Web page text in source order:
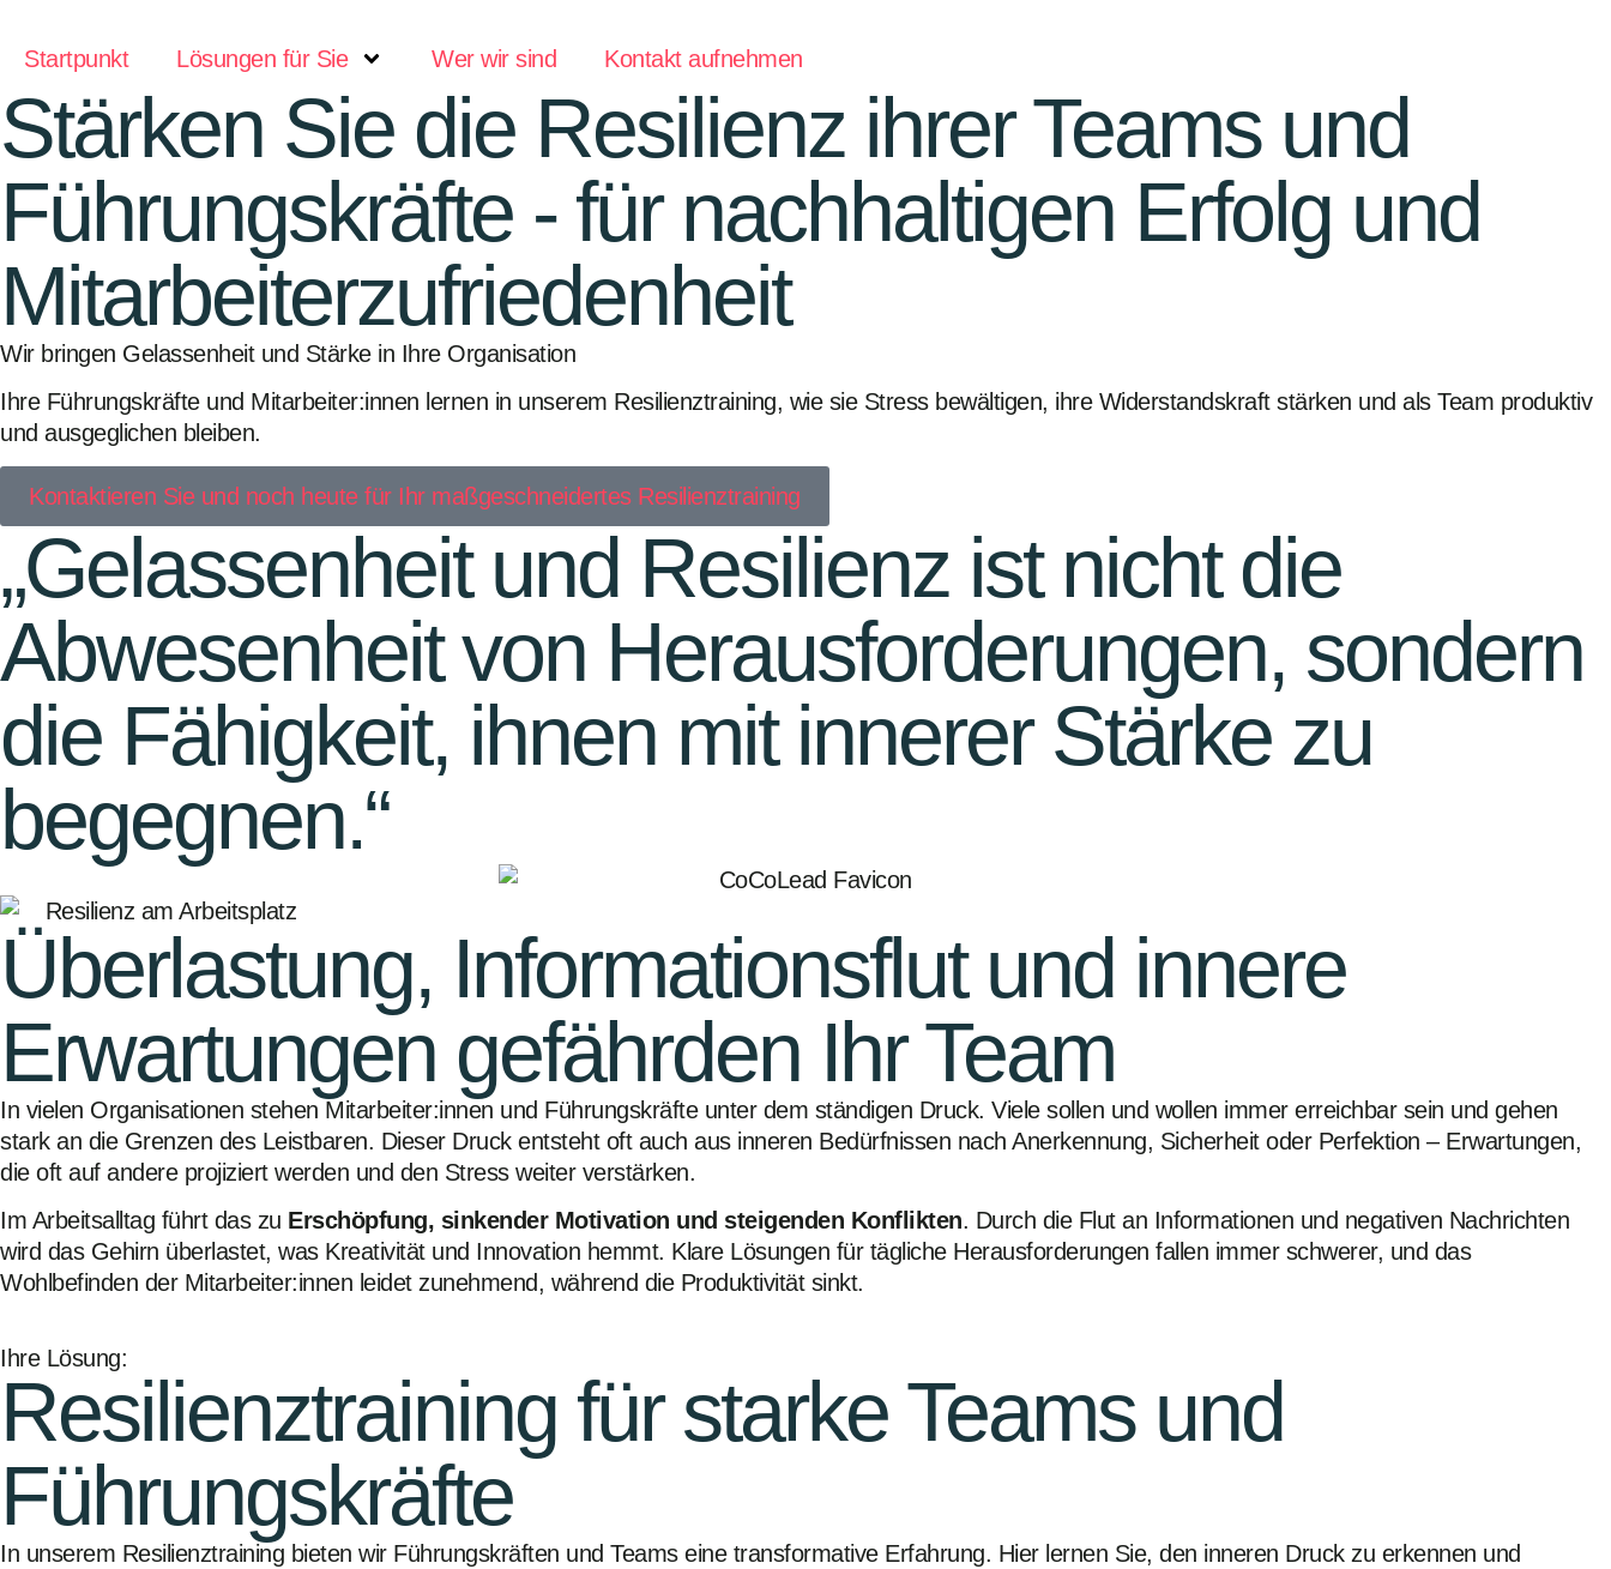
Startpunkt Lösungen für Sie Wer wir sind Kontakt aufnehmen
Stärken Sie die Resilienz ihrer Teams und
Führungskräfte - für nachhaltigen Erfolg und
Mitarbeiterzufriedenheit
Wir bringen Gelassenheit und Stärke in Ihre Organisation
Ihre Führungskräfte und Mitarbeiter:innen lernen in unserem Resilienztraining, wie sie Stress bewältigen, ihre Widerstandskraft stärken und als Team produktiv
und ausgeglichen bleiben.
Kontaktieren Sie und noch heute für Ihr maßgeschneidertes Resilienztraining
„Gelassenheit und Resilienz ist nicht die
Abwesenheit von Herausforderungen, sondern
die Fähigkeit, ihnen mit innerer Stärke zu
begegnen.“
Überlastung, Informationsflut und innere
Erwartungen gefährden Ihr Team
In vielen Organisationen stehen Mitarbeiter:innen und Führungskräfte unter dem ständigen Druck. Viele sollen und wollen immer erreichbar sein und gehen
stark an die Grenzen des Leistbaren. Dieser Druck entsteht oft auch aus inneren Bedürfnissen nach Anerkennung, Sicherheit oder Perfektion – Erwartungen,
die oft auf andere projiziert werden und den Stress weiter verstärken.
Im Arbeitsalltag führt das zu Erschöpfung, sinkender Motivation und steigenden Konflikten. Durch die Flut an Informationen und negativen Nachrichten
wird das Gehirn überlastet, was Kreativität und Innovation hemmt. Klare Lösungen für tägliche Herausforderungen fallen immer schwerer, und das
Wohlbefinden der Mitarbeiter:innen leidet zunehmend, während die Produktivität sinkt.
Ihre Lösung:
Resilienztraining für starke Teams und
Führungskräfte
In unserem Resilienztraining bieten wir Führungskräften und Teams eine transformative Erfahrung. Hier lernen Sie, den inneren Druck zu erkennen und